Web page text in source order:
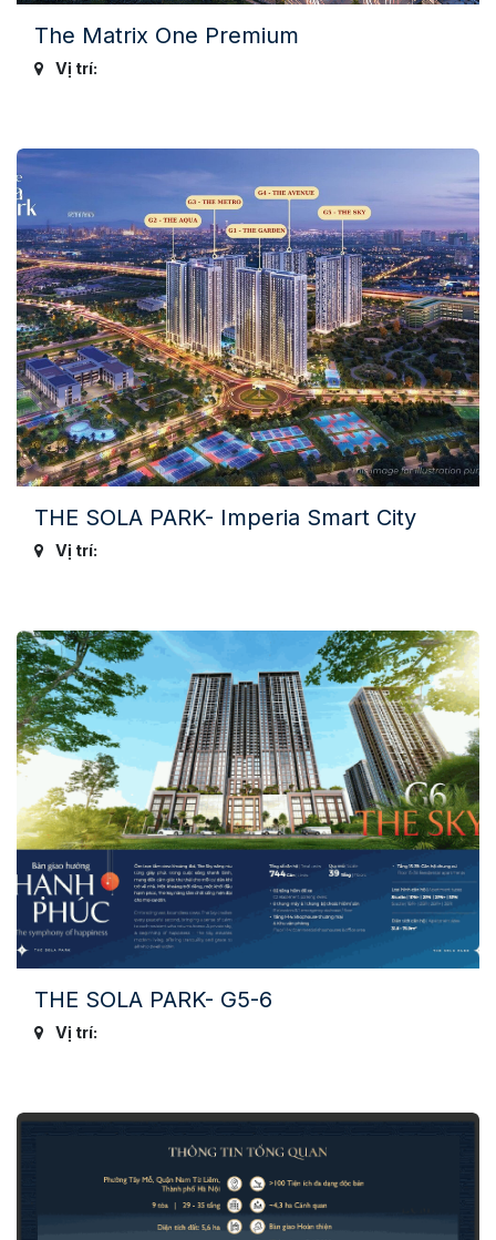
The Matrix One Premium
Vị trí:
THE SOLA PARK- Imperia Smart City
Vị trí:
THE SOLA PARK- G5-6
Vị trí: